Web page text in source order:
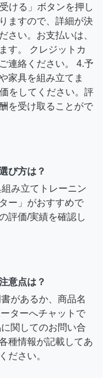
ける」ボタンを押し
ますので、詳細が決
さい。お支払いは、
す。 クレジットカ
連絡ください。 4.予
家具を組み立てま
をしてください。評
を受け取ることがで
び方は？
み立てトレーニン
ー」がおすすめで
評価/実績を確認し
意点は？
があるか、商品名
ターへチャットで
関してのお問い合
種情報が記載してあ
ださい。